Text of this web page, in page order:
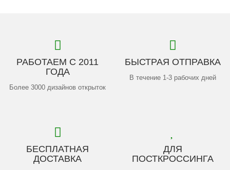
РАБОТАЕМ С 2011
ГОДА
Более 3000 дизайнов открыток
БЫСТРАЯ ОТПРАВКА
В течение 1-3 рабочих дней
БЕСПЛАТНАЯ
ДОСТАВКА
ДЛЯ
ПОСТКРОССИНГА